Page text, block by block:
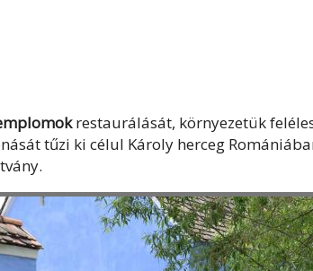
restaurálását, környezetük
tűzi ki célul Károly herceg